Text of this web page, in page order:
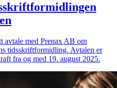
avtale med Prenax AB om
tidsskriftformidling. Avtalen er
fra og med 19. august 2025.